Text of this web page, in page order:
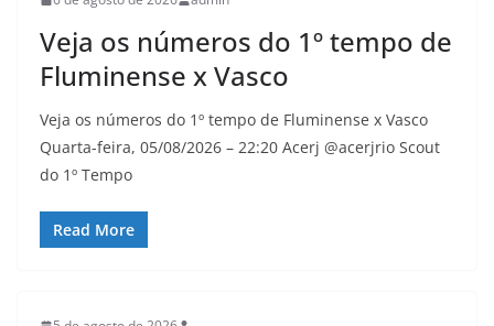
Veja os números do 1º tempo de
Fluminense x Vasco
Veja os números do 1º tempo de Fluminense x Vasco
Quarta-feira, 05/08/2026 – 22:20 Acerj @acerjrio Scout
do 1º Tempo
Read More